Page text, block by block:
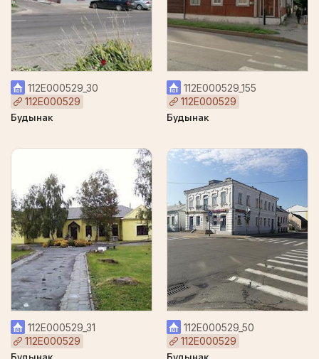
112Е000529_30
112Е000529
Будынак
112Е000529_31
112Е000529
Будынак
112Е000529_155
112Е000529
Будынак
112Е000529_50
112Е000529
Будынак